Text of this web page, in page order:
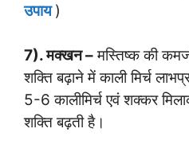
उपाय)
7). मक्खन –मस्तिष्क की
शक्ति बढ़ाने में काली मिर्च
5-6 कालीमिर्च एवं शक्कर
शक्ति बढ़ती है।